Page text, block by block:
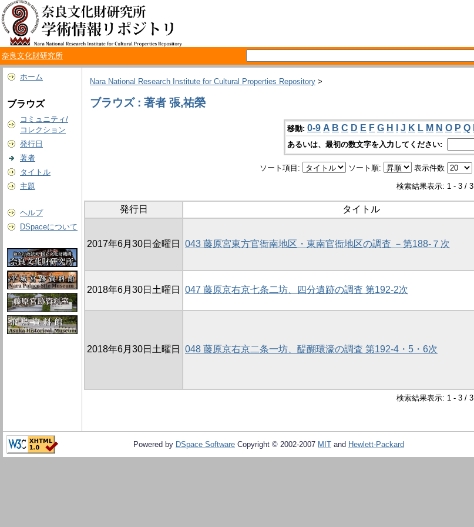
奈良文化財研究所
ホーム
ブラウズ
コミュニティ/
コレクション
発行日
著者
タイトル
主題
ヘルプ
DSpaceについて
Nara National Research Institute for Cultural Properties Repository >
ブラウズ : 著者 張,祐榮
移動: 0-9 A B C D E F G H J K L M N O P Q
あるいは、最初の数文字を入力してください:
ソート項目: ソート順: 表示件数
検索結果表示: 1 - 3 / 3
発行日 タイトル
2017年6月30日金曜日 043 藤原宮東方官衙南地区・東南官衙地区の調査 －第188-７次
2018年6月30日土曜日 047 藤原京右京七条二坊、四分遺跡の調査 第192-2次
2018年6月30日土曜日 048 藤原京右京二条一坊、醍醐環濠の調査 第192-4・5・6次
検索結果表示: 1 - 3 / 3
Powered by DSpace Software Copyright © 2002-2007 MIT and Hewlett-Packard